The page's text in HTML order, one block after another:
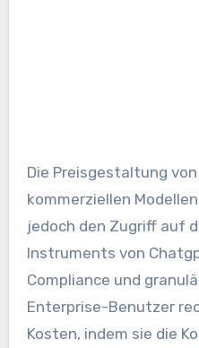
Die Preisgestaltung
kommerziellen
jedoch den Zugriff auf
Instruments von
Compliance und
Enterprise-Benutzer
Kosten, indem sie die